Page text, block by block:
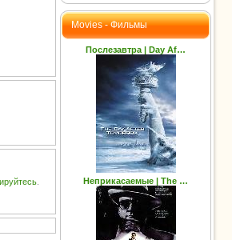
.
Movies - Фильмы
Послезавтра | Day Af…
Неприкасаемые | The …